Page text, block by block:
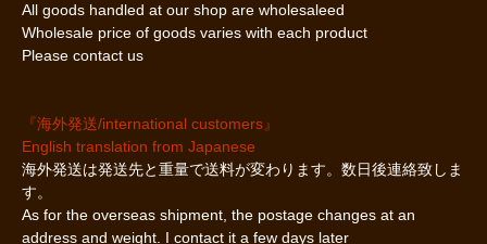
All goods handled at our shop are wholesaleed
Wholesale price of goods varies with each product
Please contact us
『海外発送/international customers』
English translation from Japanese
海外発送は発送先と重量で送料が変わります。数日後連絡致しま
す。
As for the overseas shipment, the postage changes at an
address and weight. I contact it a few days later